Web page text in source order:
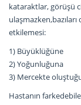
kataraktlar, görüşü
etkilemesi:
1) Büyüklüğüne
2) Yoğunluğuna
3) Mercekte
Hastanın